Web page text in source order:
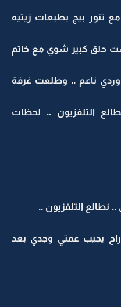
تنور بيج بطبعات زيتيه
حلق كبير شوي مع خاتم
ناعم .. وطلعت غرفة
التلفزيون .. لحظات
نطالع التلفزيون ..
يجيب عمتي وجدي بعد